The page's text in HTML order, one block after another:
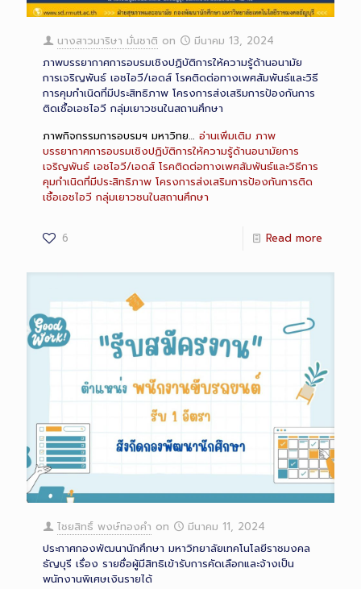
นางสาวมาริษา มั่นชาติ on
มีนาคม 13, 2024
ภาพบรรยากาศการอบรมเชิงปฏิบัติการให้ความรู้ด้านอนามัย
การเจริญพันธ์ เอชไอวี/เอดส์ โรคติดต่อทางเพศสัมพันธ์และวิธี
การคุมกำเนิดที่มีประสิทธิภาพ โครงการส่งเสริมการป้องกันการ
ติดเชื้อเอชไอวี กลุ่มเยาวชนในสถานศึกษา
ภาพกิจกรรมการอบรมฯ มหาวิทย… อ่านเพิ่มเติม ภาพ
บรรยากาศการอบรมเชิงปฏิบัติการให้ความรู้ด้านอนามัยการ
เจริญพันธ์ เอชไอวี/เอดส์ โรคติดต่อทางเพศสัมพันธ์และวิธีการ
คุมกำเนิดที่มีประสิทธิภาพ โครงการส่งเสริมการป้องกันการติด
เชื้อเอชไอวี กลุ่มเยาวชนในสถานศึกษา
6 Read more
ไชยสิทธิ์ พงษ์ทองคำ on
มีนาคม 11, 2024
ประกาศกองพัฒนานักศึกษา มหาวิทยาลัยเทคโนโลยีราชมงคล
ธัญบุรี เรื่อง รายชื่อผู้มีสิทธิเข้ารับการคัดเลือกและจ้างเป็น
พนักงานพิเศษเงินรายได้